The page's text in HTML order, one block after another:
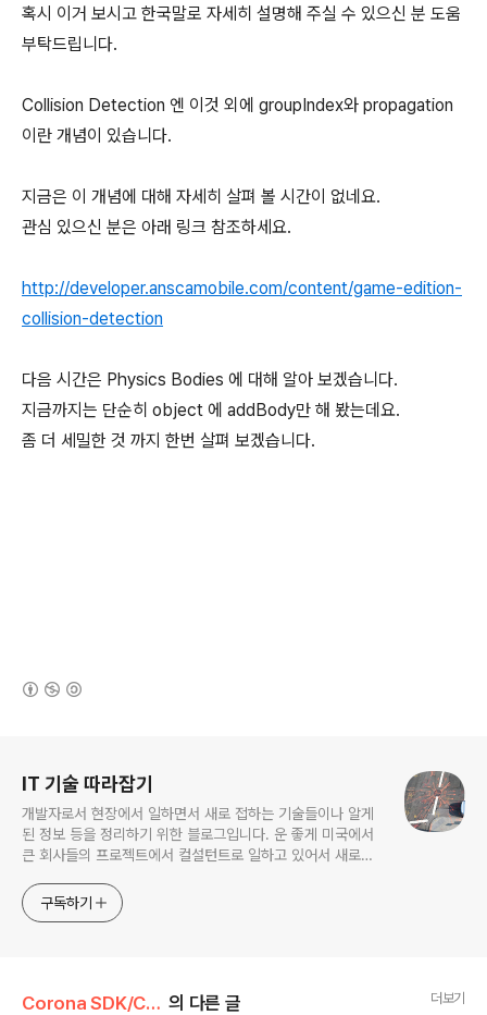
혹시 이거 보시고 한국말로 자세히 설명해 주실 수 있으신 분 도움
부탁드립니다.
Collision Detection 엔 이것 외에 groupIndex와 propagation
이란 개념이 있습니다.
지금은 이 개념에 대해 자세히 살펴 볼 시간이 없네요.
관심 있으신 분은 아래 링크 참조하세요.
http://developer.anscamobile.com/content/game-edition-
collision-detection
다음 시간은 Physics Bodies 에 대해 알아 보겠습니다.
지금까지는 단순히 object 에 addBody만 해 봤는데요.
좀 더 세밀한 것 까지 한번 살펴 보겠습니다.
IT 기술 따라잡기
개발자로서 현장에서 일하면서 새로 접하는 기술들이나 알게
된 정보 등을 정리하기 위한 블로그입니다. 운 좋게 미국에서
큰 회사들의 프로젝트에서 컬설턴트로 일하고 있어서 새로운
사용되는 툴들에 대해 많은 분들과 정보를 공유하고 싶습니다.
구독하기
Corona SDK/Corona Doc 의 다른 글 더보기